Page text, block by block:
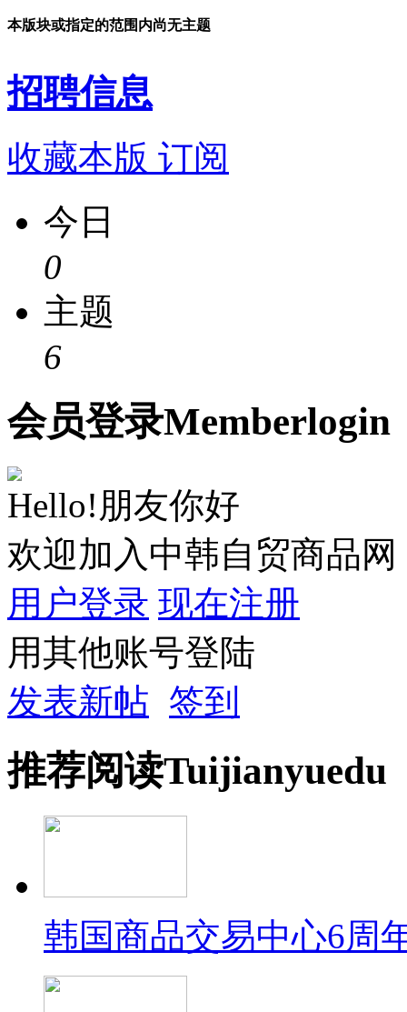
本版块或指定的范围内尚无主题
招聘信息
收藏本版 订阅
今日
0
主题
6
会员登录Memberlogin
Hello!朋友你好
欢迎加入中韩自贸商品网
用户登录 现在注册
用其他账号登陆
发表新帖 签到
推荐阅读Tuijianyuedu
韩国商品交易中心6周